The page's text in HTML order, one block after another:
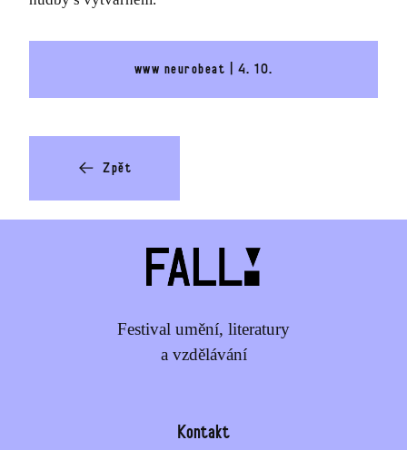
www neurobeat | 4. 10.
Zpět
Festival umění, literatury
a vzdělávání
Kontakt